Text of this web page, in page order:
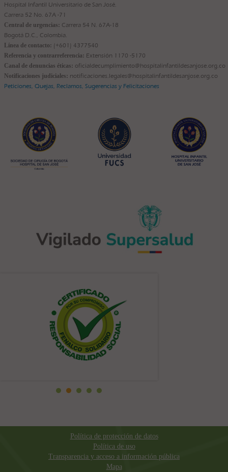
Hospital Infantil Universitario de San José.
Carrera 52 No. 67A -71
Central de urgencias: Carrera 54 N. 67A-18
Bogotá D.C., Colombia.
Línea de contacto: (+601) 4377540
Referencia y contrarreferencia: Extensión 1170 -5170
Canal de denuncias éticas: oficialdecumplimiento@hospitalinfantildesanjose.org.co
Notificaciones judiciales: notificaciones.legales@hospitalinfantildesanjose.org.co
Peticiones, Quejas, Reclamos, Sugerencias y Felicitaciones
Política de protección de datos
Política de uso
Transparencia y acceso a información pública
Mapa